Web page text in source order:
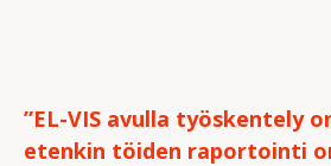
”EL-VIS avulla työskentely
etenkin töiden raportointi